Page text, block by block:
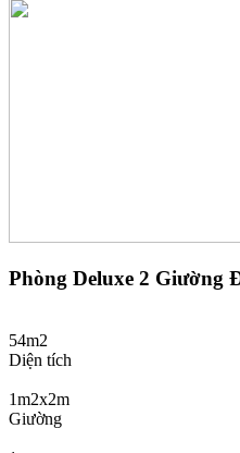
Phòng Deluxe 2 Giường
54m2
Diện tích
1m2x2m
Giường